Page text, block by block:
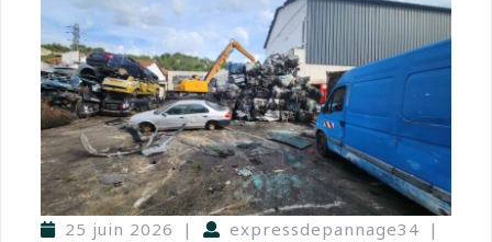
25 juin 2026 | expressdepannage34 |